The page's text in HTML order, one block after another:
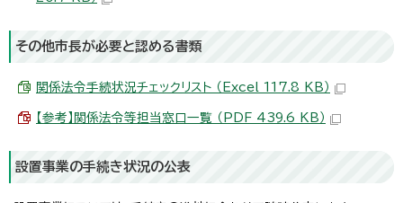
その他市長が必要と認める書類
関係法令手続状況チェックリスト （Excel 117.8 KB）
【参考】関係法令等担当窓口一覧 （PDF 439.6 KB）
設置事業の手続き状況の公表